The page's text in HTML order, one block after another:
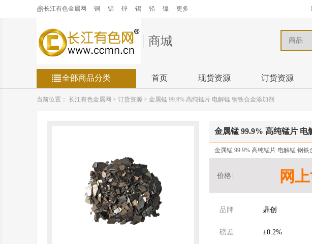
长江有色金属网 铜 铝 锌 锡 铅 镍 更多
商城
全部商品分类 首页 现货资源 订货资源
当前位置： 长江有色金属网 > 订货资源 > 金属锰 99.9% 高纯锰片 电解锰 钢铁合金添加剂
金属锰 99.9% 高纯锰片 电
金属锰 99.9% 高纯锰片 电解锰 钢铁
价格: 网
品牌 鼎创
磅差 ±0.2%